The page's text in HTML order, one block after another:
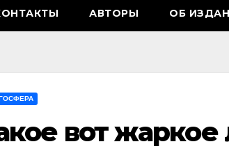
АВТОРЫ ОБ
вот жаркое